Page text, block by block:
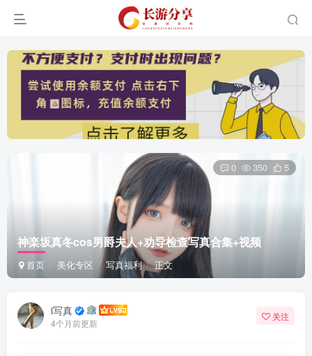
神楽坂真冬cos男爵夫人+劝导检查写真合集+视频
首页 美化专区 写真福利 正文
0 350 5
i写真
4个月前更新
关注